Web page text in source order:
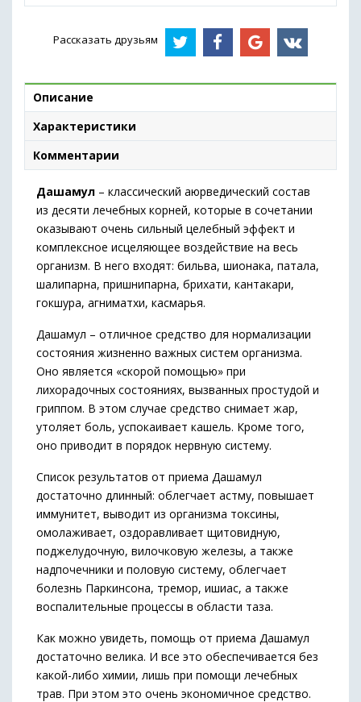
Рассказать друзьям
Описание
Характеристики
Комментарии
Дашамул – классический аюрведический состав
из десяти лечебных корней, которые в сочетании
оказывают очень сильный целебный эффект и
комплексное исцеляющее воздействие на весь
организм. В него входят: бильва, шионака, патала,
шалипарна, пришнипарна, брихати, кантакари,
гокшура, агниматхи, касмарья.
Дашамул – отличное средство для нормализации
состояния жизненно важных систем организма.
Оно является «скорой помощью» при
лихорадочных состояниях, вызванных простудой и
гриппом. В этом случае средство снимает жар,
утоляет боль, успокаивает кашель. Кроме того,
оно приводит в порядок нервную систему.
Список результатов от приема Дашамул
достаточно длинный: облегчает астму, повышает
иммунитет, выводит из организма токсины,
омолаживает, оздоравливает щитовидную,
поджелудочную, вилочковую железы, а также
надпочечники и половую систему, облегчает
болезнь Паркинсона, тремор, ишиас, а также
воспалительные процессы в области таза.
Как можно увидеть, помощь от приема Дашамул
достаточно велика. И все это обеспечивается без
какой-либо химии, лишь при помощи лечебных
трав. При этом это очень экономичное средство.